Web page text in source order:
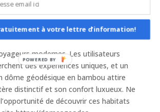
investir dans un dôme
bambou peut s’avérer être une
Avec leur look futuriste et leur
responsable, ces logements captivent
modernes. Les utilisateurs
des expériences uniques, et un
dôme géodésique en bambou attire
distinctif et son confort luxueux. Ne
de découvrir ces habitats
à votre lettre d'information!
POWERED BY